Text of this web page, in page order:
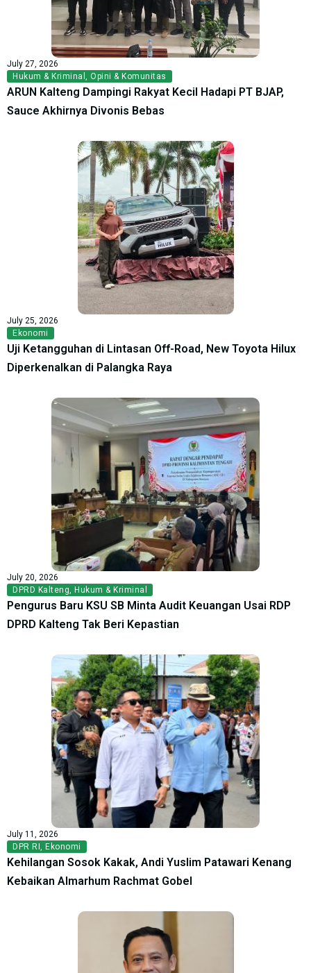
July 27, 2026
Hukum & Kriminal , Opini & Komunitas
ARUN Kalteng Dampingi Rakyat Kecil Hadapi PT BJAP,
Sauce Akhirnya Divonis Bebas
July 25, 2026
Ekonomi
Uji Ketangguhan di Lintasan Off-Road, New Toyota Hilux
Diperkenalkan di Palangka Raya
July 20, 2026
DPRD Kalteng, Hukum & Kriminal
Pengurus Baru KSU SB Minta Audit Keuangan Usai RDP
DPRD Kalteng Tak Beri Kepastian
July 11, 2026
DPR RI , Ekonomi
Kehilangan Sosok Kakak, Andi Yuslim Patawari Kenang
Kebaikan Almarhum Rachmat Gobel